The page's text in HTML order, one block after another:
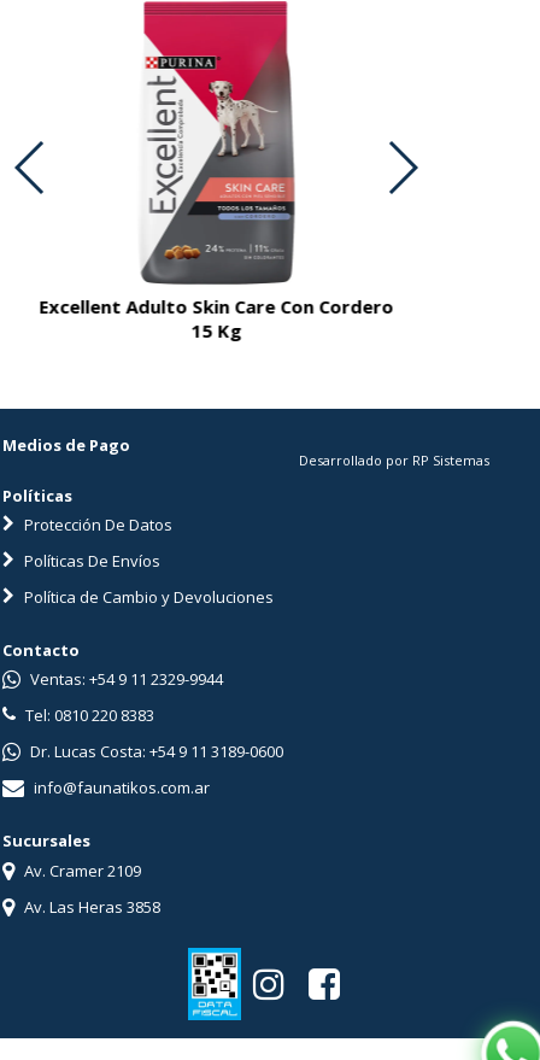
Excellent Adulto Skin Care Con Cordero
15 Kg
Medios de Pago
Políticas
Protección De Datos
Políticas De Envíos
Política de Cambio y Devoluciones
Desarrollado por RP Sistemas
Contacto
Ventas: +54 9 11 2329-9944
Tel: 0810 220 8383
Dr. Lucas Costa: +54 9 11 3189-0600
info@faunatikos.com.ar
Sucursales
Av. Cramer 2109
Av. Las Heras 3858